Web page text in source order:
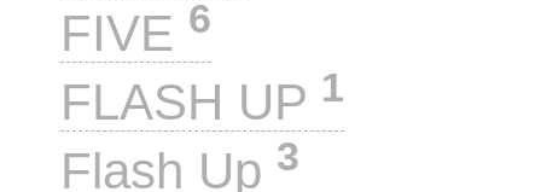
FIVE 6
FLASH UP 1
Flash Up 3